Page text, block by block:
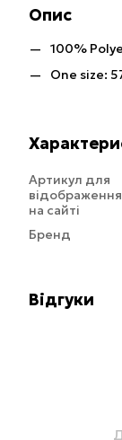
Опис
100%
One size:
Артикул для
відображення
на сайті
Бренд
Відгуки